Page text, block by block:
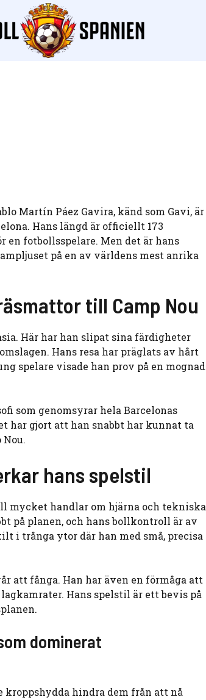
Martín Páez Gavira, känd som Gavi, är
Hans längd är officiellt 173
fotbollsspelare. Men det är hans
på en av världens mest anrika
till Camp Nou
Här har han slipat sina färdigheter
Hans resa har präglats av hårt
spelare visade han prov på en mognad
som genomsyrar hela Barcelonas
har gjort att han snabbt har kunnat ta
hans spelstil
mycket handlar om hjärna och tekniska
på planen, och hans bollkontroll är av
i trånga ytor där han med små, precisa
att fånga. Han har även en förmåga att
Hans spelstil är ett bevis på
dominerat
hindra dem från att nå